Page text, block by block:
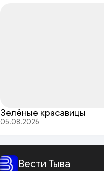
Зелёные красавицы
05.08.2026
Вести Тыва